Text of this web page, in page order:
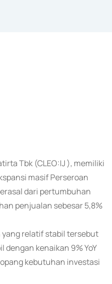
Tbk (CLEO:IJ ), memiliki
masif Perseroan
dari pertumbuhan
penjualan sebesar 5,8%
yang relatif stabil tersebut
kenaikan 9% YoY
kebutuhan investasi